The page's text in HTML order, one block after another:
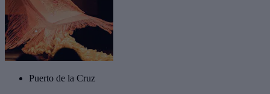
Puerto de la Cruz